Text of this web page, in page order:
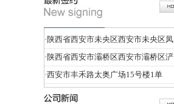
·陕西省西安市未央区西安市未央区凤
·陕西省西安市灞桥区西安市灞桥区浐
·西安市丰禾路太奥广场15号楼1单